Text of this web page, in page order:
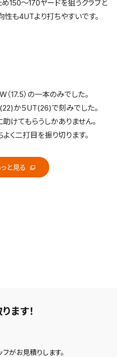
150～170ヤードを狙うクラブと
性も4UTより打ちやすいです。
17.5）の一本のみでした。
か５UT(26)で刻みでした。
けてもらうしかありません。
く二打目を振り切ります。
と見る
ます！
がお見積りします。